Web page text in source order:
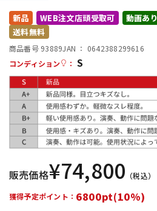
配信/ライブ機器
中古
新品 WEB注文店頭受取可 動画あり
送料無料
商品番号 93889JAN ： 0642388299616
コンディション
： S
販売価格¥74,800 （税込）
獲得予定ポイント： 6800pt(10%)